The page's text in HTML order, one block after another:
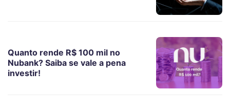
Quanto rende R$ 100 mil no
Nubank? Saiba se vale a pena
investir!